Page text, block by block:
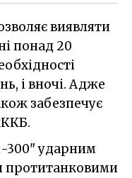
виявляти
понад 20
і вночі. Адже
забезпечує
300" ударним
протитанковими